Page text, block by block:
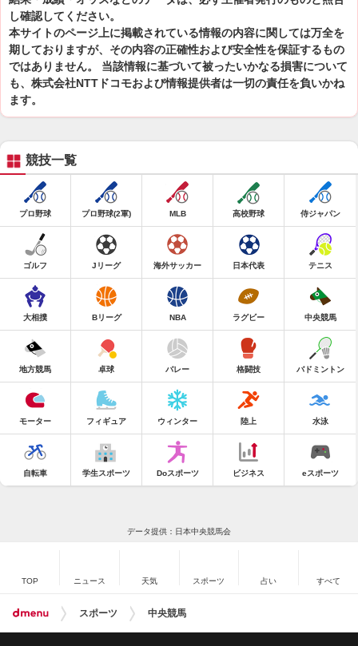
し確認してください。
本サイトのページ上に掲載されている情報の内容に関しては万全を
期しておりますが、その内容の正確性および安全性を保証するもの
ではありません。 当該情報に基づいて被ったいかなる損害について
も、株式会社NTTドコモおよび情報提供者は一切の責任を負いかね
ます。
競技一覧
プロ野球 プロ野球(2軍) MLB 高校野球 侍ジャパン
ゴルフ Jリーグ 海外サッカー 日本代表 テニス
大相撲 Bリーグ NBA ラグビー 中央競馬
地方競馬 卓球 バレー 格闘技 バドミントン
モーター フィギュア ウィンター 陸上 水泳
自転車 学生スポーツ Doスポーツ ビジネス eスポーツ
データ提供：日本中央競馬会
TOP ニュース 天気 スポーツ 占い すべて
スポーツ 中央競馬